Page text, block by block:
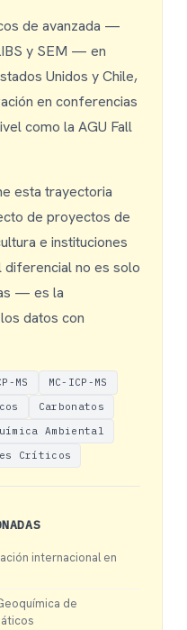
de avanzada —
y SEM — en
Unidos y Chile,
en conferencias
como la AGU Fall
esta trayectoria
de proyectos de
e instituciones
diferencial no es solo
— es la
datos con
MS
MC-ICP-MS
Carbonatos
Ambiental
Críticos
internacional en
de